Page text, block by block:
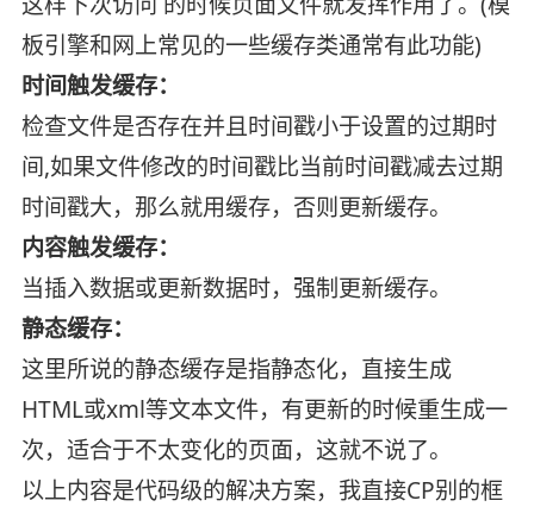
板引擎和网上常见的一些缓存类通常有此功能)
时间触发缓存：
检查文件是否存在并且时间戳小于设置的过期时
间,如果文件修改的时间戳比当前时间戳减去过期
时间戳大，那么就用缓存，否则更新缓存。
内容触发缓存：
当插入数据或更新数据时，强制更新缓存。
静态缓存：
这里所说的静态缓存是指静态化，直接生成
HTML或xml等文本文件，有更新的时候重生成一
次，适合于不太变化的页面，这就不说了。
以上内容是代码级的解决方案，我直接CP别的框